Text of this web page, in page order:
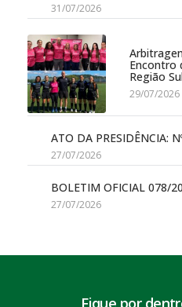
31/07/2026
Encontro
Região
29/07/2026
ATO DA PRESIDÊNCIA:
27/07/2026
BOLETIM OFICIAL 078/
27/07/2026
Fique por